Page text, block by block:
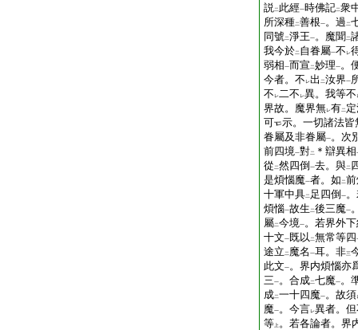
説二 此經一時佛記二衆
所深種二善根一。過 二
同號二淨王一。魔聞 二
我今於二 自眷屬一不 レ
弱相一而宣 二妙理一。
今者。不 レ出 二汝界一
不 レ二不 レ異。我等不
界故。魔界無レ有二
可
示。一切諸法皆
眷屬及非眷屬一。次
前四境一對二 ＊辯異相
從 二然四倒 一去。與二
是煩惱魔一者。如 二
十軍中具二 足四倒 一
煩惱一故生 二後三魔一
屬二今境一。若界外
十文一既以 二無常等四
途立 二 魔名 一耳。非三
此文一。界内煩惱亦
三一。合成二七魔一。
成二一十四魔一。故須
魔一。今言レ異者。
等 上 。若各論者。界